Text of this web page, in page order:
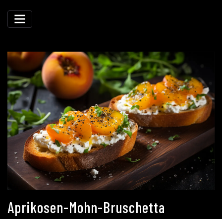
Aprikosen-Mohn-Bruschetta